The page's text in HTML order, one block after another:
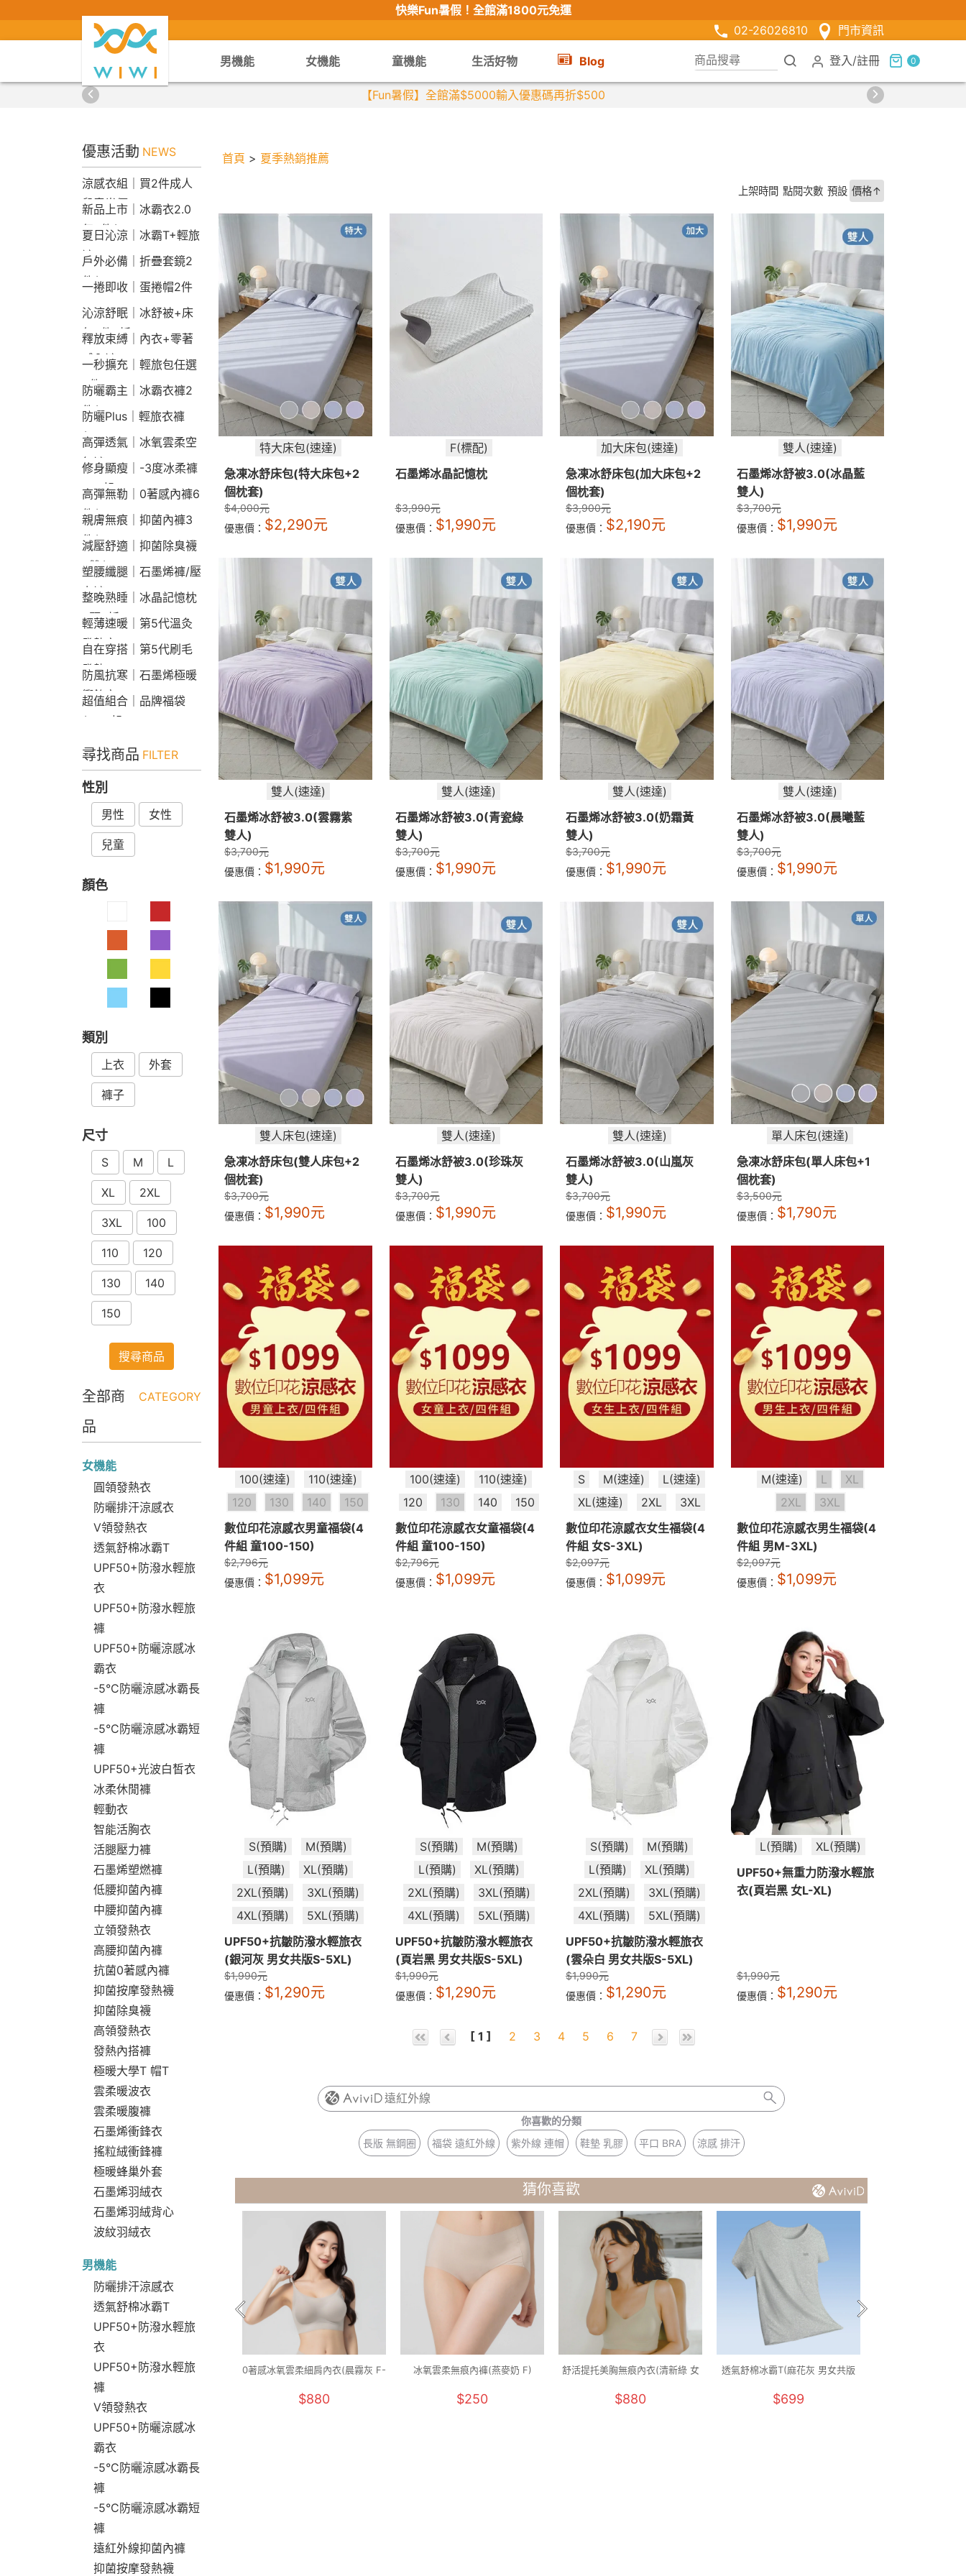
快樂Fun暑假！ 全館滿1800元免運
02-26026810
門市資訊
男機能 女機能 童機能 生活好物 Blog 登入 /註冊 0
【限時組合】買2件涼感衣享兒童半價
優惠活動 NEWS
涼感衣組｜買2件成人
兒童半價
新品上市｜冰霸衣2.0
任2件$2290
夏日沁涼｜冰霸T+輕旅
褲
戶外必備｜折疊套鏡2
件$1790
一捲即收｜蛋捲帽2件
1790
沁涼舒眠｜冰舒被+床
包2件9折
釋放束縛｜內衣+零著
感內褲
一秒擴充｜輕旅包任選
2件2190
防曬霸主｜冰霸衣褲2
件$1790
防曬Plus｜輕旅衣褲
$2190
高彈透氣｜冰氧雲柔空
氣褲
修身顯瘦｜-3度冰柔褲
790起
高彈無勒｜0著感內褲6
件$1290
親膚無痕｜抑菌內褲3
件$790
減壓舒適｜抑菌除臭襪
3雙$660
塑腰纖腿｜石墨烯褲/壓
力褲
整晚熟睡｜冰晶記憶枕
2顆9折
輕薄速暖｜第5代溫灸
發熱衣
自在穿搭｜第5代刷毛
發熱Bra T
防風抗寒｜石墨烯極暖
衝鋒衣
超值組合｜品牌福袋
$599起
尋找商品 FILTER
性別
男性 女性
兒童
顏色
類別
上衣 外套
褲子
尺寸
S M L
XL 2XL
3XL 100
110 120
130 140
150
搜尋商品
全部商
品
CATEGORY
女機能
圓領發熱衣
防曬排汗涼感衣
V領發熱衣
透氣舒棉冰霸T
UPF50+防潑水輕旅
衣
UPF50+防潑水輕旅
褲
UPF50+防曬涼感冰
霸衣
-5°C防曬涼感冰霸長
褲
-5°C防曬涼感冰霸短
褲
UPF50+光波白皙衣
冰柔休閒褲
輕動衣
智能活胸衣
活腿壓力褲
石墨烯塑燃褲
低腰抑菌內褲
中腰抑菌內褲
立領發熱衣
高腰抑菌內褲
抗菌0著感內褲
抑菌按摩發熱襪
抑菌除臭襪
高領發熱衣
發熱內搭褲
極暖大學T 帽T
雲柔暖波衣
雲柔暖腹褲
石墨烯衝鋒衣
搖粒絨衝鋒褲
極暖蜂巢外套
石墨烯羽絨衣
石墨烯羽絨背心
波紋羽絨衣
男機能
防曬排汗涼感衣
透氣舒棉冰霸T
UPF50+防潑水輕旅
衣
UPF50+防潑水輕旅
褲
V領發熱衣
UPF50+防曬涼感冰
霸衣
-5°C防曬涼感冰霸長
褲
-5°C防曬涼感冰霸短
褲
遠紅外線抑菌內褲
抑菌按摩發熱襪
首頁 > 夏季熱銷推薦
上架時間 點閱次數 預設 價格↑
特大床包(速達)
急凍冰舒床包(特大床包+2
個枕套)
$4,000元
優惠價： $2,290元
F(標配)
石墨烯冰晶記憶枕
$3,990元
優惠價： $1,990元
加大床包(速達)
急凍冰舒床包(加大床包+2
個枕套)
$3,900元
優惠價： $2,190元
雙人(速達)
石墨烯冰舒被3.0(冰晶藍
雙人)
$3,700元
優惠價： $1,990元
雙人(速達)
石墨烯冰舒被3.0(雲霧紫
雙人)
$3,700元
優惠價： $1,990元
雙人(速達)
石墨烯冰舒被3.0(青瓷綠
雙人)
$3,700元
優惠價： $1,990元
雙人(速達)
石墨烯冰舒被3.0(奶霜黃
雙人)
$3,700元
優惠價： $1,990元
雙人(速達)
石墨烯冰舒被3.0(晨曦藍
雙人)
$3,700元
優惠價： $1,990元
雙人床包(速達)
急凍冰舒床包(雙人床包+2
個枕套)
$3,700元
優惠價： $1,990元
雙人(速達)
石墨烯冰舒被3.0(珍珠灰
雙人)
$3,700元
優惠價： $1,990元
雙人(速達)
石墨烯冰舒被3.0(山嵐灰
雙人)
$3,700元
優惠價： $1,990元
單人床包(速達)
急凍冰舒床包(單人床包+1
個枕套)
$3,500元
優惠價： $1,790元
100(速達)
110(速達)
120
130 140
150
數位印花涼感衣男童福袋(4
件組 童100-150)
$2,796元
優惠價： $1,099元
100(速達)
110(速達)
120
130 140
150
數位印花涼感衣女童福袋(4
件組 童100-150)
$2,796元
優惠價： $1,099元
S M(速達)
L(速達)
XL(速達)
2XL
3XL
數位印花涼感衣女生福袋(4
件組 女S-3XL)
$2,097元
優惠價： $1,099元
M(速達) L
XL
2XL
3XL
數位印花涼感衣男生福袋(4
件組 男M-3XL)
$2,097元
優惠價： $1,099元
S(預購)
M(預購)
L(預購)
XL(預購)
2XL(預購)
3XL(預購)
4XL(預購)
5XL(預購)
UPF50+抗皺防潑水輕旅衣
(銀河灰 男女共版S-5XL)
$1,990元
優惠價： $1,290元
S(預購)
M(預購)
L(預購)
XL(預購)
2XL(預購)
3XL(預購)
4XL(預購)
5XL(預購)
UPF50+抗皺防潑水輕旅衣
(頁岩黑 男女共版S-5XL)
$1,990元
優惠價： $1,290元
S(預購)
M(預購)
L(預購)
XL(預購)
2XL(預購)
3XL(預購)
4XL(預購)
5XL(預購)
UPF50+抗皺防潑水輕旅衣
(雲朵白 男女共版S-5XL)
$1,990元
優惠價： $1,290元
L(預購)
XL(預購)
UPF50+無重力防潑水輕旅
衣(頁岩黑 女L-XL)
$1,990元
優惠價： $1,290元
[ 1 ] 2 3 4 5 6 7
遠紅外線
你喜歡的分類
長版 無鋼圈
福袋 遠紅外線 紫外線 連帽 鞋墊 乳膠 平口 BRA 涼感 排汗
猜你喜歡
0著感冰氧雲柔細肩內衣(晨霧灰 F-
$880
冰氧雲柔無痕內褲(燕麥奶 F)
$250
舒活提托美胸無痕內衣(清新綠 女
$880
透氣舒棉冰霸T(麻花灰 男女共版
$699